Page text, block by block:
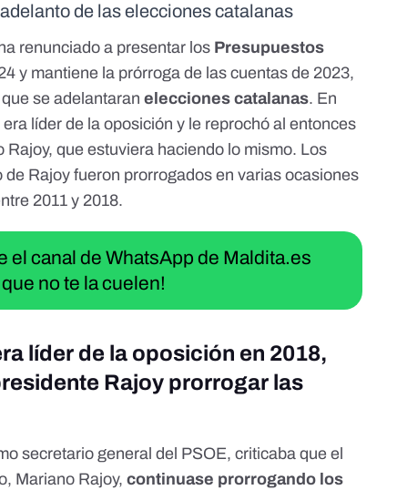
de las elecciones catalanas
ha renunciado a presentar los Presupuestos
y mantiene la prórroga de las cuentas de 2023,
se adelantaranelecciones catalanas. En
líder de la oposición y le reprochó al entonces
que estuviera haciendo lo mismo. Los
de Rajoyfueron prorrogados en varias ocasiones
2011 y 2018.
el canal de WhatsApp de Maldita.es
no te la cuelen!
líder de la oposición en 2018,
Rajoy prorrogar las
secretario general del PSOE,criticaba que el
Mariano Rajoy,continuase prorrogando los